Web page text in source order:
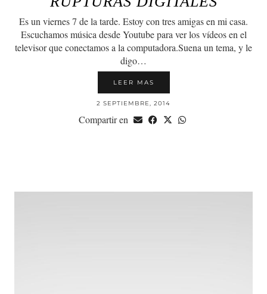
Es un viernes 7 de la tarde. Estoy con tres amigas en mi casa.
Escuchamos música desde Youtube para ver los vídeos en el
televisor que conectamos a la computadora.Suena un tema, y le
digo…
LEER MAS
2 SEPTIEMBRE, 2014
Compartir en